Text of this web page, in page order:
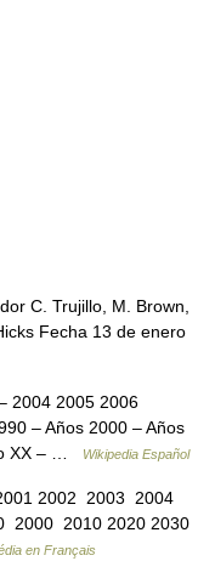
C. Trujillo, M. Brown,
Fecha 13 de enero
2004 2005 2006
– Años 2000 – Años
XX – …
Wikipedia Español
2002 2003 2004
2000 2010 2020 2030
en Français